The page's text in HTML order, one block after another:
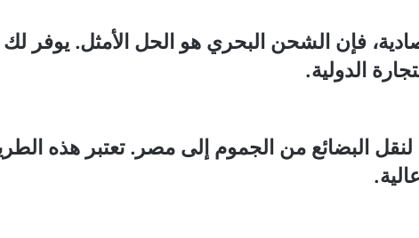
فإن الشحن البحري هو الحل الأمثل. يوفر
الدولية.
البضائع من الجموم إلى مصر. تعتبر هذه